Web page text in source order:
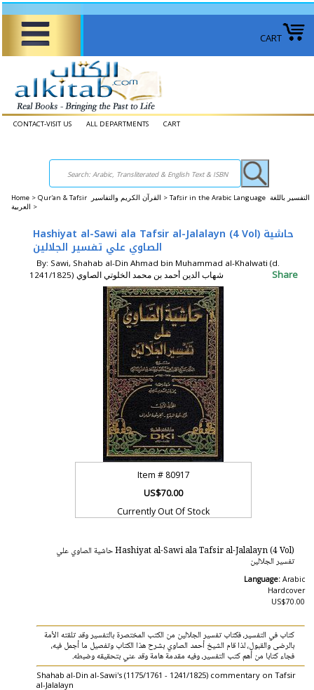
CART
CONTACT-VISIT US ALL DEPARTMENTS CART
Home > Qur'an & Tafsir القرآن الكريم والتفاسير > Tafsir in the Arabic Language التفسير باللغة
العربية >
Hashiyat al-Sawi ala Tafsir al-Jalalayn (4 Vol) حاشية
الصاوي علي تفسير الجلالين
By: Sawi, Shahab al-Din Ahmad bin Muhammad al-Khalwati (d.
1241/1825) شهاب الدين أحمد بن محمد الخلوتي الصاوي
Share
Item # 80917
US$70.00
Currently Out Of Stock
Hashiyat al-Sawi ala Tafsir al-Jalalayn (4 Vol) حاشية الصاوي علي
تفسير الجلالين
Language: Arabic
Hardcover
US$70.00
كتاب في التفسير، فكتاب تفسير الجلالين من الكتب المختصرة بالتفسير وقد تلقته الأمة
بالرضى والقبول، لذا قام الشيخ أحمد الصاوي بشرح هذا الكتاب وتفصيل ما أجمل فيه،
فجاء كتابا من أهم كتب التفسير، وفيه مقدمة هامة وقد عني بتحقيقه وضبطه.
Shahab al-Din al-Sawi's (1175/1761 - 1241/1825) commentary on Tafsir
al-Jalalayn